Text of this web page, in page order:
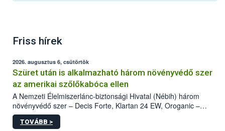
Friss hírek
2026. augusztus 6, csütörtök
Szüret után is alkalmazható három növényvédő szer
az amerikai szőlőkabóca ellen
A Nemzeti Élelmiszerlánc-biztonsági Hivatal (Nébih) három
növényvédő szer – Decis Forte, Klartan 24 EW, Oroganic –
engedélyokiratát módosította, így azok a szüretet követően,
egészen a vesszőérettség (BBCH 91) stádiumáig
TOVÁBB >